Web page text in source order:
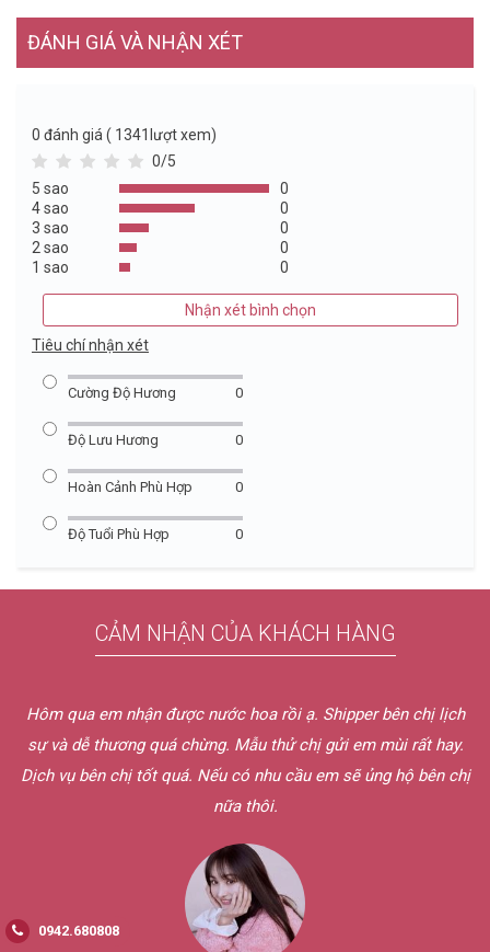
ĐÁNH GIÁ VÀ NHẬN XÉT
0 đánh giá ( 1341lượt xem)
0/5
5 sao
0
4 sao
0
3 sao
0
2 sao
0
1 sao
0
Nhận xét bình chọn
Tiêu chí nhận xét
Cường Độ Hương 0
Độ Lưu Hương 0
Hoàn Cảnh Phù Hợp 0
Độ Tuổi Phù Hợp 0
CẢM NHẬN CỦA KHÁCH HÀNG
Hôm qua em nhận được nước hoa rồi ạ. Shipper bên chị lịch
sự và dễ thương quá chừng. Mẫu thử chị gửi em mùi rất hay.
Dịch vụ bên chị tốt quá. Nếu có nhu cầu em sẽ ủng hộ bên chị
nữa thôi.
0942.680808